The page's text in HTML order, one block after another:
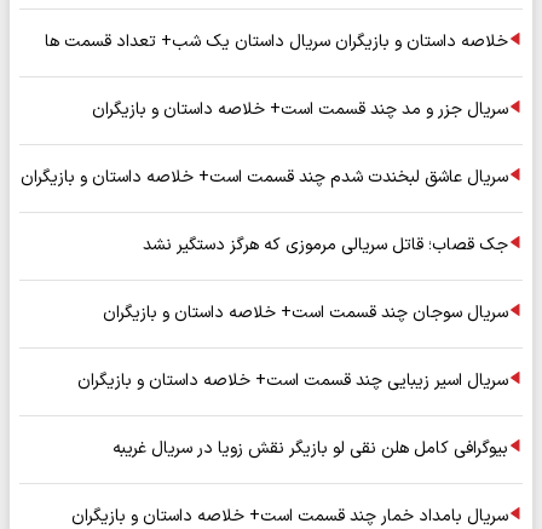
خلاصه داستان و بازیگران سریال داستان یک شب+ تعداد قسمت ها
سریال جزر و مد چند قسمت است+ خلاصه داستان و بازیگران
سریال عاشق لبخندت شدم چند قسمت است+ خلاصه داستان و بازیگران
جک قصاب؛ قاتل سریالی مرموزی که هرگز دستگیر نشد
سریال سوجان چند قسمت است+ خلاصه داستان و بازیگران
سریال اسیر زیبایی چند قسمت است+ خلاصه داستان و بازیگران
بیوگرافی کامل هلن نقی لو بازیگر نقش زویا در سریال غریبه
سریال بامداد خمار چند قسمت است+ خلاصه داستان و بازیگران